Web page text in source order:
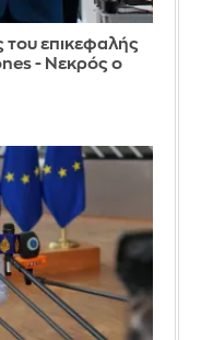
του επικεφαλής
- Νεκρός ο